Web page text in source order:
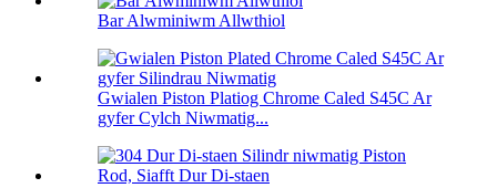
Bar Alwminiwm Allwthiol
Gwialen Piston Platiog Chrome Caled S45C Ar
gyfer Cylch Niwmatig...